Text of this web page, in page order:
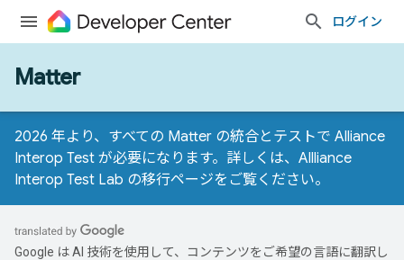
ログイン
Matter
2026 年より、すべての Matter の統合とテストで Alliance
Interop Test が必要になります。詳しくは、 Allliance
Interop Test Lab の移行ページをご覧ください。
Google は AI 技術を使用して、コンテンツをご希望の言語に翻訳し